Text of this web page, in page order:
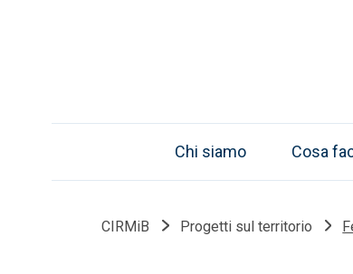
Chi siamo Cosa
CIRMiB Progetti sul territorio